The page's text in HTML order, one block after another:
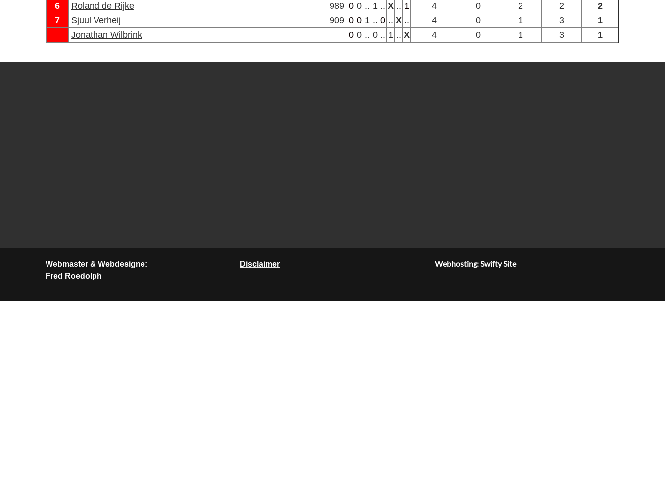
6
Roland de Rijke 989 0 0 .. 1 .. X .. 1 4 0 2 2
2
7
Sjuul Verheij 909 0 0 1 .. 0 .. X .. 4 0 1 3
1
Jonathan Wilbrink
0 0 .. 0 .. 1 .. X 4 0 1 3 1
Webmaster & Webdesigne:
Fred Roedolph
Disclaimer Webhosting: Swifty Site